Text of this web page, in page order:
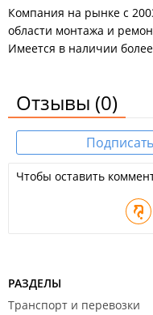
Компания на рынке с
области монтажа и
Имеется в наличии
Отзывы (0)
Чтобы оставить
РАЗДЕЛЫ
Транспорт и перевозки